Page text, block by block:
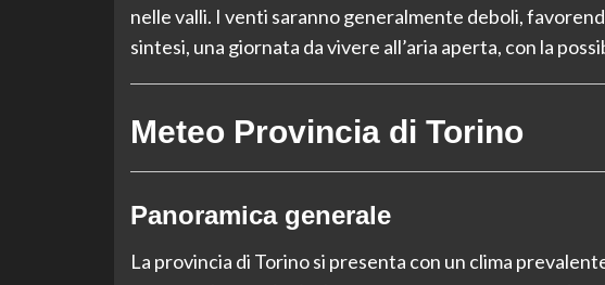
nelle valli. I venti saranno generalmente deboli,
sintesi, una giornata da vivere all’aria aperta, con la
Meteo Provincia di Torino
Panoramica generale
La provincia di Torino si presenta con un clima